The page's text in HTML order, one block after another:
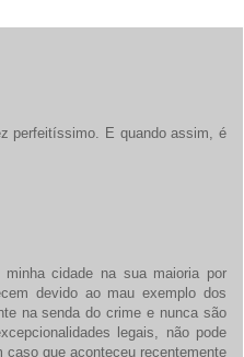
perfeitíssimo. E quando assim, é
cidade na sua maioria por
devido ao mau exemplo dos
na senda do crime e nunca são
legais, não pode
que aconteceu recentemente